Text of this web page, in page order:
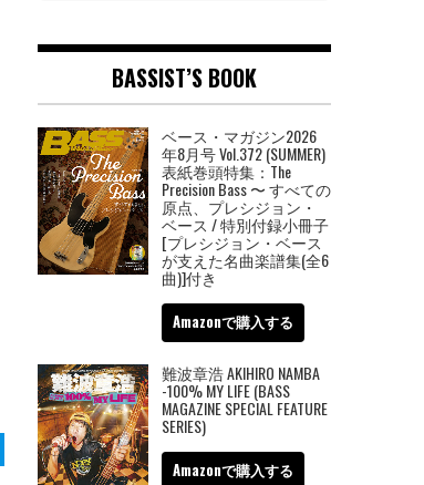
BASSIST’S BOOK
ベース・マガジン2026
年8月号 Vol.372 (SUMMER)
表紙巻頭特集：The
Precision Bass 〜 すべての
原点、プレシジョン・
ベース / 特別付録小冊子
[プレシジョン・ベース
が支えた名曲楽譜集(全6
曲)]付き
Amazonで購入する
難波章浩 AKIHIRO NAMBA
-100% MY LIFE (BASS
MAGAZINE SPECIAL FEATURE
SERIES)
Amazonで購入する